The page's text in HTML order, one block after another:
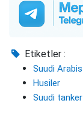
Etiketler :
Suudi
Husiler
Suudi tanker